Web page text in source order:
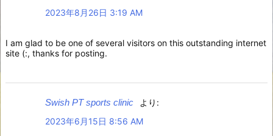
2023年8月26日 3:19 AM
I am glad to be one of several visitors on this outstanding internet
site (:, thanks for posting.
Swish PT sports clinic
より:
2023年6月15日 8:56 AM